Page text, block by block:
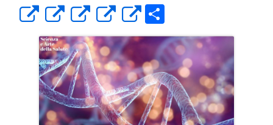
Apre
in
una
nuova
finestra
Apre
in
una
nuova
finestra
Apre
in
una
nuova
finestra
Apre
in
una
nuova
finestra
Apre
in
una
nuova
finestra
o
n
di
vi
di